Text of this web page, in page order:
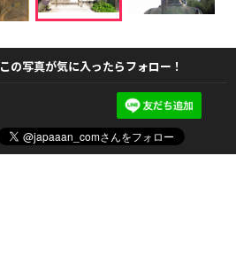
この写真が気に入ったらフォロー！